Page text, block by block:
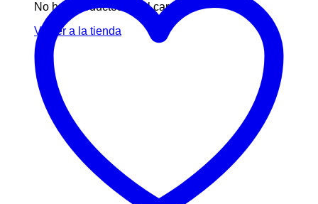
No hay productos en el carrito.
Volver a la tienda